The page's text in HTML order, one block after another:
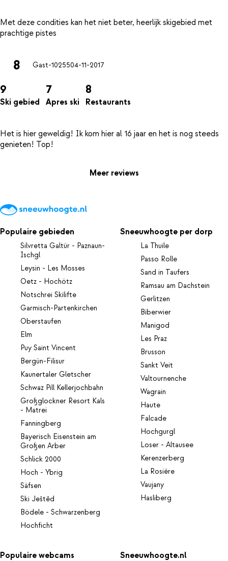
Met deze condities kan het niet beter, heerlijk skigebied met
8 Gast-1025504-11-2017
9
Ski gebied
7
Apres ski
8
Restaurants
Het is hier geweldig! Ik kom hier al 16 jaar en het is nog steeds
Meer reviews
Populaire gebieden
Silvretta Galtür - Paznaun-
Ischgl
Leysin - Les Mosses
Oetz - Hochötz
Notschrei Skilifte
Garmisch-Partenkirchen
Oberstaufen
Elm
Puy Saint Vincent
Bergün-Filisur
Kaunertaler Gletscher
Schwaz Pill Kellerjochbahn
Großglockner Resort Kals
- Matrei
Fanningberg
Bayerisch Eisenstein am
Großen Arber
Schlick 2000
Hoch - Ybrig
Säfsen
Ski Ještěd
Bödele - Schwarzenberg
Hochficht
Sneeuwhoogte per dorp
La Thuile
Passo Rolle
Sand in Taufers
Ramsau am Dachstein
Gerlitzen
Biberwier
Manigod
Les Praz
Brusson
Sankt Veit
Valtournenche
Wagrain
Haute
Falcade
Hochgurgl
Loser - Altausee
Kerenzerberg
La Rosière
Vaujany
Hasliberg
Populaire webcams Sneeuwhoogte.nl